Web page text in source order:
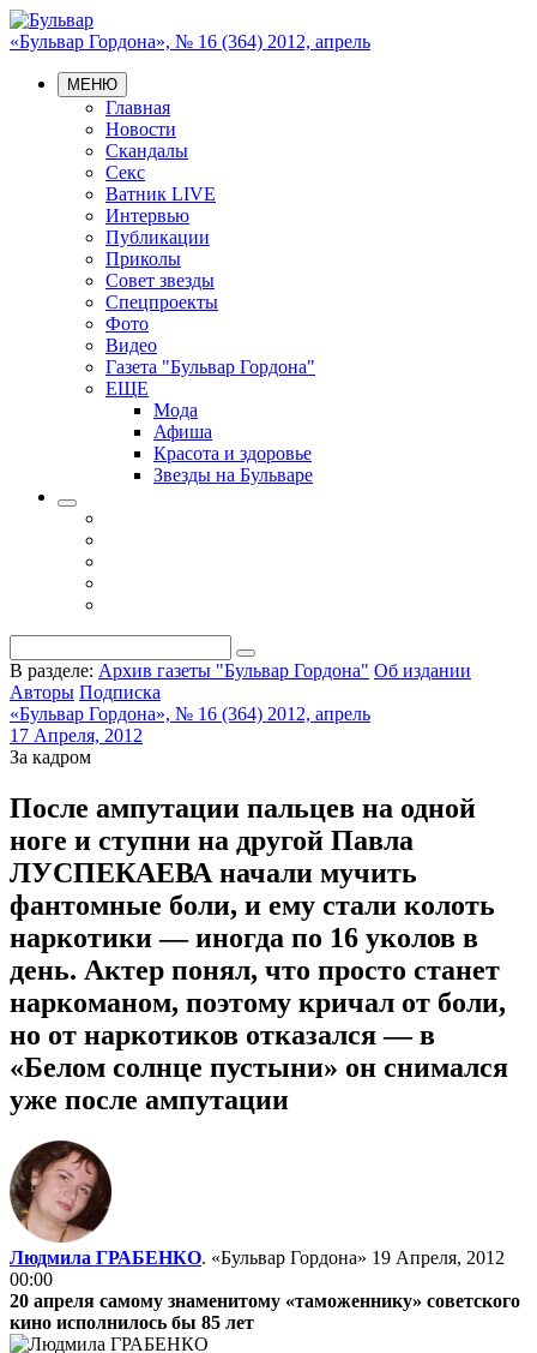
«Бульвар Гордона», № 16 (364) 2012, апрель
МЕНЮ
Главная
Новости
Скандалы
Секс
Ватник LIVE
Интервью
Публикации
Приколы
Совет звезды
Спецпроекты
Фото
Видео
Газета "Бульвар Гордона"
ЕЩЕ
Мода
Афиша
Красота и здоровье
Звезды на Бульваре
В разделе: Архив газеты "Бульвар Гордона" Об издании
Авторы Подписка
«Бульвар Гордона», № 16 (364) 2012, апрель
17 Апреля, 2012
За кадром
После ампутации пальцев на одной
ноге и ступни на другой Павла
ЛУСПЕКАЕВА начали мучить
фантомные боли, и ему стали колоть
наркотики — иногда по 16 уколов в
день. Актер понял, что просто станет
наркоманом, поэтому кричал от боли,
но от наркотиков отказался — в
«Белом солнце пустыни» он снимался
уже после ампутации
Людмила ГРАБЕНКО. «Бульвар Гордона» 19 Апреля, 2012
00:00
20 апреля самому знаменитому «таможеннику» советского
кино исполнилось бы 85 лет